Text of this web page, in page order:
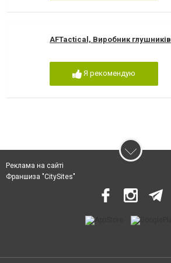
AFTactical, Виробник глушників
Я рекомендую
Реклама на сайті
Франшиза "CitySites"